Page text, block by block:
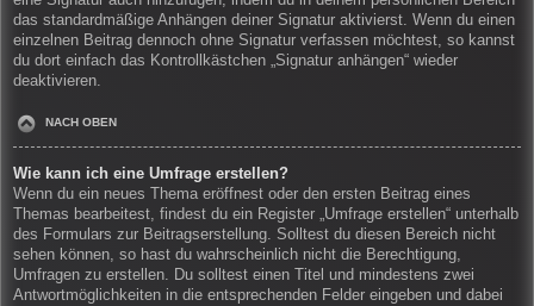
das standardmäßige Anhängen deiner Signatur aktivierst. Wenn du einen
einzelnen Beitrag dennoch ohne Signatur verfassen möchtest, so kannst
du dort einfach das Kontrollkästchen „Signatur anhängen“ wieder
deaktivieren.
NACH OBEN
Wie kann ich eine Umfrage erstellen?
Wenn du ein neues Thema eröffnest oder den ersten Beitrag eines
Themas bearbeitest, findest du ein Register „Umfrage erstellen“ unterhalb
des Formulars zur Beitragserstellung. Solltest du diesen Bereich nicht
sehen können, so hast du wahrscheinlich nicht die Berechtigung,
Umfragen zu erstellen. Du solltest einen Titel und mindestens zwei
Antwortmöglichkeiten in die entsprechenden Felder eingeben und dabei